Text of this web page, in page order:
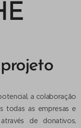
a colaboração
todas as empresas e
de donativos,